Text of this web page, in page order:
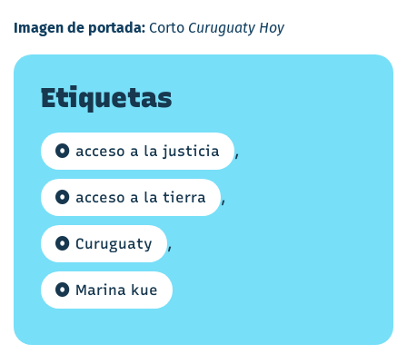
Imagen de portada: Corto Curuguaty Hoy
Etiquetas
acceso a la justicia ,
acceso a la tierra ,
Curuguaty ,
Marina kue